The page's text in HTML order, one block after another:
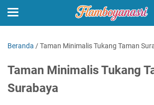
Beranda /Taman Minimalis Tukang Taman
Taman Minimalis Tukang
Surabaya